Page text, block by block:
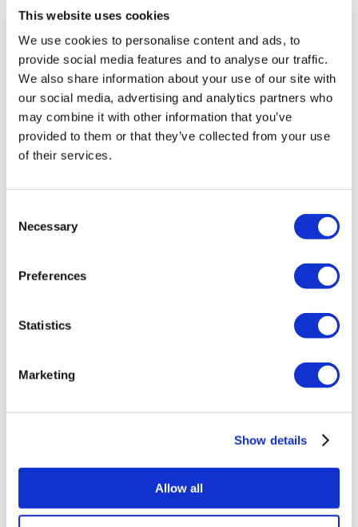
This website uses cookies
We use cookies to personalise content and ads, to
provide social media features and to analyse our traffic.
We also share information about your use of our site with
our social media, advertising and analytics partners who
may combine it with other information that you’ve
provided to them or that they’ve collected from your use
of their services.
Selection
Necessary
Preferences
Statistics
Marketing
Show details
Allow all
MIRAC SARA TOURISM, o agenție de turism din Grupa A
înregistrată la TÜRSAB (Certificat Nr.: 12276).
Toate tratamentele sunt efectuate de o instituție de sănătate
certificată în turism medical.
Despre noi
Cum funcționează
Ghid Pre-Op
FAQ
Termeni și condiții
Mexico Clinici